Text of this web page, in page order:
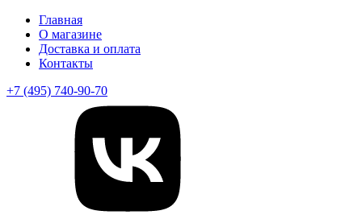
Главная
О магазине
Доставка и оплата
Контакты
+7 (495) 740-90-70